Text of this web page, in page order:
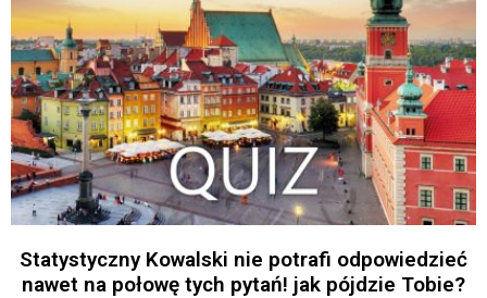
Statystyczny Kowalski nie potrafi odpowiedzieć
nawet na połowę tych pytań! jak pójdzie Tobie?